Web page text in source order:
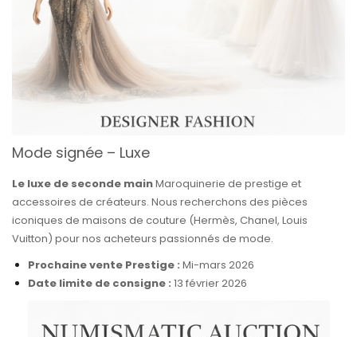
Mode signée – Luxe
Le luxe de seconde mainMaroquinerie de prestige et
accessoires de créateurs. Nous recherchons des pièces
iconiques de maisons de couture (Hermès, Chanel, Louis
Vuitton) pour nos acheteurs passionnés de mode.
Prochaine vente Prestige : Mi-mars 2026
Date limite de consigne : 13 février 2026